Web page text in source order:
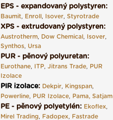
EPS - expandovaný polystyren:
Baumit, Enroll, Isover, Styrotrade
XPS - extrudovaný polystyren:
Austrotherm, Dow Chemical, Isover,
Synthos, Ursa
PUR - pěnový polyuretan:
Eurothane, ITP, Jitrans Trade, PUR
Izolace
PIR izolace: Dekpir, Kingspan,
Powerline, PUR Izolace, Pama, Satjam
PE - pěnový polyetylén: Ekoflex,
Mirel Trading, Fadopex, Fastrade